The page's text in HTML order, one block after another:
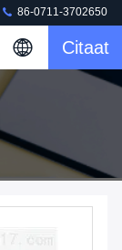
86-0711-3702650
Citaat